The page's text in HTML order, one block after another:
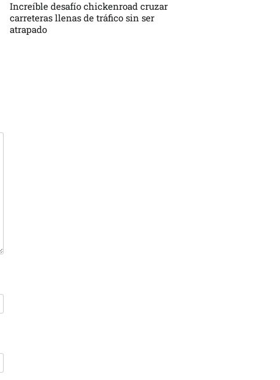
Increíble desafío chickenroad cruzar
carreteras llenas de tráfico sin ser
atrapado